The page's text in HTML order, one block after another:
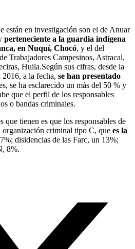
están en investigación son el de Anuar
perteneciente a la guardia indígena
en Nuquí, Chocó, y el del
Trabajadores Campesinos, Astracal,
Huila.Según sus cifras, desde la
a la fecha, se han presentado
se ha esclarecido un más del 50 % y
que el perfil de los responsables
o bandas criminales.
que tienen es que los responsables de
organización criminal tipo C, que es la
disidencias de las Farc, un 13%;
8%.